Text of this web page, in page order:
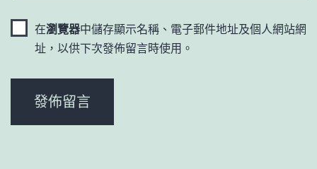
在瀏覽器中儲存顯示名稱、電子郵件地址及個人網站網
址，以供下次發佈留言時使用。